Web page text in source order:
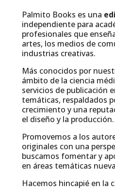
Palmito Books es una
independiente para
profesionales que
artes, los medios de
industrias creativas.
Más conocidos por
ámbito de la ciencia
servicios de publicación
temáticas, respaldados
crecimiento y una
el diseño y la producción.
Promovemos a los
originales con una
buscamos fomentar y
en áreas temáticas
Hacemos hincapié en la